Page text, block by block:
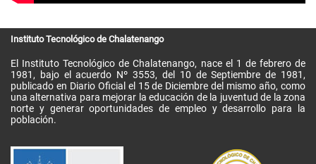
Instituto Tecnológico de Chalatenango
El Instituto Tecnológico de Chalatenango, nace el 1 de febrero de
1981, bajo el acuerdo Nº 3553, del 10 de Septiembre de 1981,
publicado en Diario Oficial el 15 de Diciembre del mismo año, como
una alternativa para mejorar la educación de la juventud de la zona
norte y generar oportunidades de empleo y desarrollo para la
población.